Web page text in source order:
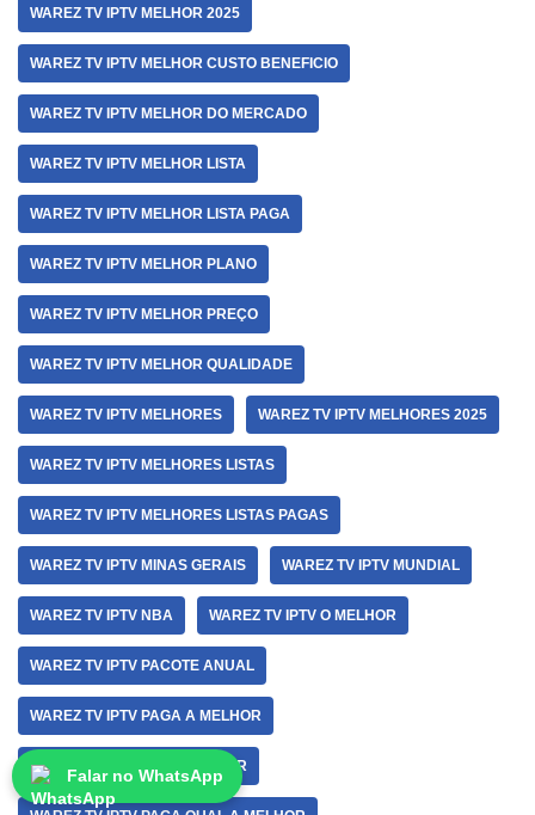
WAREZ TV IPTV MELHOR 2025
WAREZ TV IPTV MELHOR CUSTO BENEFICIO
WAREZ TV IPTV MELHOR DO MERCADO
WAREZ TV IPTV MELHOR LISTA
WAREZ TV IPTV MELHOR LISTA PAGA
WAREZ TV IPTV MELHOR PLANO
WAREZ TV IPTV MELHOR PREÇO
WAREZ TV IPTV MELHOR QUALIDADE
WAREZ TV IPTV MELHORES WAREZ TV IPTV MELHORES 2025
WAREZ TV IPTV MELHORES LISTAS
WAREZ TV IPTV MELHORES LISTAS PAGAS
WAREZ TV IPTV MINAS GERAIS WAREZ TV IPTV MUNDIAL
WAREZ TV IPTV NBA WAREZ TV IPTV O MELHOR
WAREZ TV IPTV PACOTE ANUAL
WAREZ TV IPTV PAGA A MELHOR
WAREZ TV IPTV PAGA MELHOR
Falar no WhatsApp